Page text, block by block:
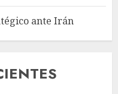
ante Irán